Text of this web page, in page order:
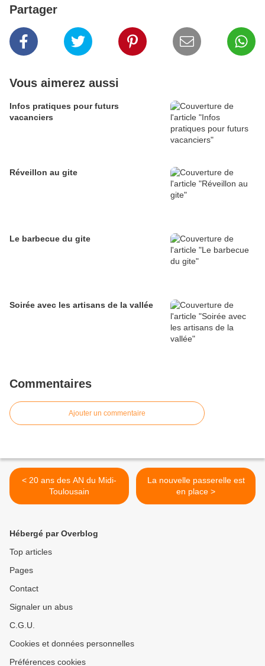
Partager
Vous aimerez aussi
Infos pratiques pour futurs
vacanciers
Réveillon au gite
Le barbecue du gite
Soirée avec les artisans de la vallée
Commentaires
Ajouter un commentaire
< 20 ans des AN du Midi-
Toulousain
La nouvelle passerelle est
en place >
Hébergé par Overblog
Top articles
Pages
Contact
Signaler un abus
C.G.U.
Cookies et données personnelles
Préférences cookies